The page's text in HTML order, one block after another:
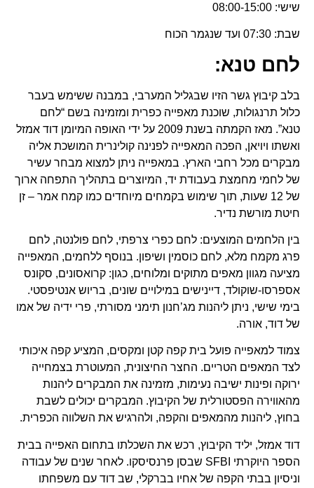
שישי: 08:00-15:00
שבת: 07:30 ועד שנגמר הכוח
לחם טנא:
בלב קיבוץ גשר הזיו שבגליל המערבי, במבנה ששימש בעבר
כלול תרנגולות, שוכנת מאפייה כפרית ומזמינה בשם “לחם
טנא”. מאז הקמתה בשנת 2009 על ידי האופה המיומן דוד אמזל
ואשתו ויויאן, הפכה המאפייה לפנינה קולינרית המושכת אליה
מבקרים מכל רחבי הארץ. במאפייה ניתן למצוא מבחר עשיר
של לחמי מחמצת בעבודת יד, המיוצרים בתהליך התפחה ארוך
של 12 שעות, תוך שימוש בקמחים מיוחדים כמו קמח אמר – זן
חיטת מורשת נדיר.
בין הלחמים המוצעים: לחם כפרי צרפתי, לחם פולנטה, לחם
פרג מקמח מלא, לחם כוסמין ושיפון. בנוסף ללחמים, המאפייה
מציעה מגוון מאפים מתוקים ומלוחים, כגון: קרואסונים, סקונס
אספרסו-שוקולד, דיינישים במילויים שונים, בריוש אנטיפסטי.
בימי שישי, ניתן ליהנות מג’חנון תימני מסורתי, פרי ידיה של אמו
של דוד, אורה.
צמוד למאפייה פועל בית קפה קטן ומקסים, המציע קפה איכותי
לצד המאפים הטריים. החצר החיצונית, המעוטרת בצמחייה
ירוקה ופינות ישיבה נעימות, מזמינה את המבקרים ליהנות
מהאווירה הפסטורלית של הקיבוץ. המבקרים יכולים לשבת
בחוץ, ליהנות מהמאפים והקפה, ולהרגיש את השלווה הכפרית.
דוד אמזל, יליד הקיבוץ, רכש את השכלתו בתחום האפייה בבית
הספר היוקרתי SFBI שבסן פרנסיסקו. לאחר שנים של עבודה
וניסיון בבתי הקפה של אחיו בברקלי, שב דוד עם משפחתו